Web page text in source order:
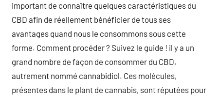
important de connaître quelques caractéristiques du
CBD afin de réellement bénéficier de tous ses
avantages quand nous le consommons sous cette
forme. Comment procéder ? Suivez le guide ! il y a un
grand nombre de façon de consommer du CBD,
autrement nommé cannabidiol. Ces molécules,
présentes dans le plant de cannabis, sont réputées pour